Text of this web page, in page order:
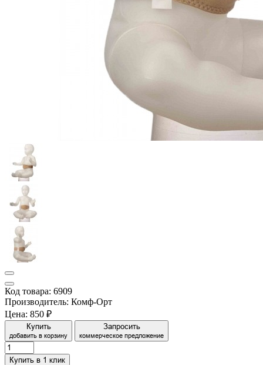
Код товара: 6909
Производитель: Комф-Орт
Цена: 850 ₽
Купить
добавить в корзину
Запросить
коммерческое предложение
Купить в 1 клик